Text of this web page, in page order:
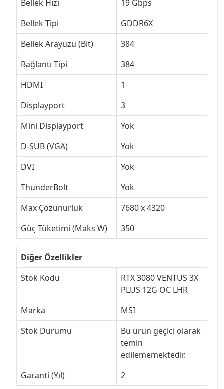
Bellek Hızı
19 Gbps
Bellek Tipi
GDDR6X
Bellek Arayüzü (Bit)
384
Bağlantı Tipi
384
HDMI
1
Displayport
3
Mini Displayport
Yok
D-SUB (VGA)
Yok
DVI
Yok
ThunderBolt
Yok
Max Çözünürlük
7680 x 4320
Güç Tüketimi (Maks W)
350
Diğer Özellikler
Stok Kodu
RTX 3080 VENTUS 3X
PLUS 12G OC LHR
Marka
MSI
Stok Durumu
Bu ürün geçici olarak
temin
edilememektedir.
Garanti (Yıl)
2